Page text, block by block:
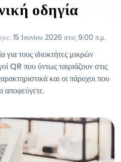
οδηγία
: 15 Ιουνίου 2026 στις 9:00 π.μ.
για τους ιδιοκτήτες μικρών
QR που όντως ταιριάζουν στις
και οι πάροχοι που
αποφεύγετε.